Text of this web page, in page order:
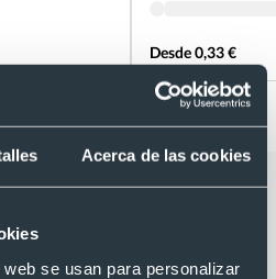
Acerca de las cookies
se usan para personalizar
Desde 0,33 €
con Balón de
bicolor de Ø 21